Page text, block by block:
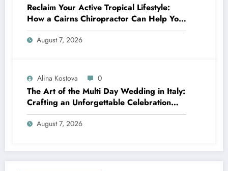
Reclaim Your Active Tropical Lifestyle:
How a Cairns Chiropractor Can Help You
Move Pain-Free
August 7, 2026
Alina Kostova 0
The Art of the Multi Day Wedding in Italy:
Crafting an Unforgettable Celebration
Over Several Days
August 7, 2026